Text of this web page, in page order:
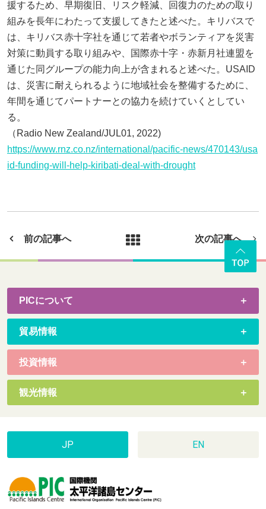
援するため、早期復旧、リスク軽減、回復力のための取り
組みを長年にわたって支援してきたと述べた。キリバスで
は、キリバス赤十字社を通じて若者やボランティアを災害
対策に動員する取り組みや、国際赤十字・赤新月社連盟を
通じた同グループの能力向上が含まれると述べた。USAID
は、災害に耐えられるように地域社会を整備するために、
年間を通じてパートナーとの協力を続けていくとしてい
る。
（Radio New Zealand/JUL01, 2022)
https://www.rnz.co.nz/international/pacific-news/470143/usa
id-funding-will-help-kiribati-deal-with-drought
前の記事へ 次の記事へ
PICについて
貿易情報
投資情報
観光情報
JP EN